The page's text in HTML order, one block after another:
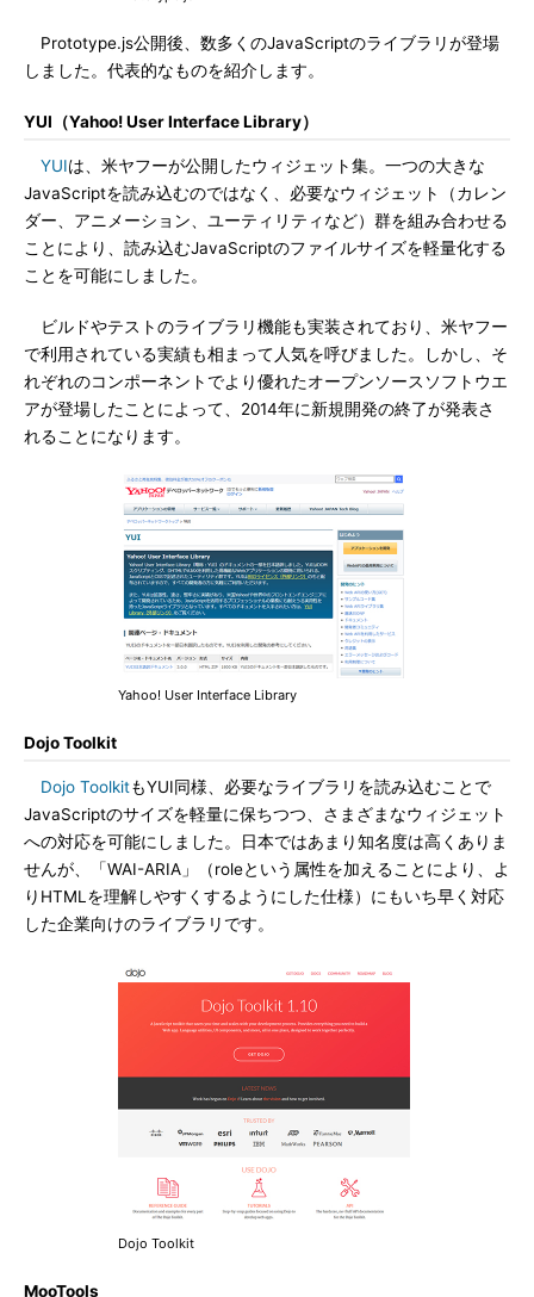
Prototype.js公開後、数多くのJavaScriptのライブラリが登場
しました。代表的なものを紹介します。
YUI（Yahoo! User Interface Library）
YUIは、米ヤフーが公開したウィジェット集。一つの大きな
JavaScriptを読み込むのではなく、必要なウィジェット（カレン
ダー、アニメーション、ユーティリティなど）群を組み合わせる
ことにより、読み込むJavaScriptのファイルサイズを軽量化する
ことを可能にしました。
ビルドやテストのライブラリ機能も実装されており、米ヤフー
で利用されている実績も相まって人気を呼びました。しかし、そ
れぞれのコンポーネントでより優れたオープンソースソフトウエ
アが登場したことによって、2014年に新規開発の終了が発表さ
れることになります。
Yahoo! User Interface Library
Dojo Toolkit
Dojo ToolkitもYUI同様、必要なライブラリを読み込むことで
JavaScriptのサイズを軽量に保ちつつ、さまざまなウィジェット
への対応を可能にしました。日本ではあまり知名度は高くありま
せんが、「WAI-ARIA」（roleという属性を加えることにより、よ
りHTMLを理解しやすくするようにした仕様）にもいち早く対応
した企業向けのライブラリです。
Dojo Toolkit
MooTools